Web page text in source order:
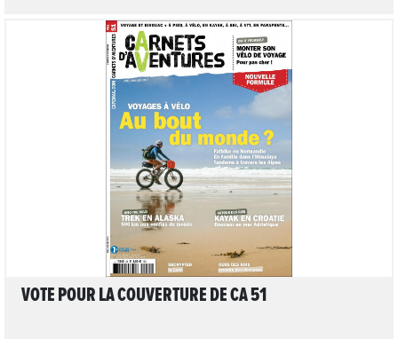
LIRE L'ARTICLE
VOTE POUR LA COUVERTURE DE CA 51